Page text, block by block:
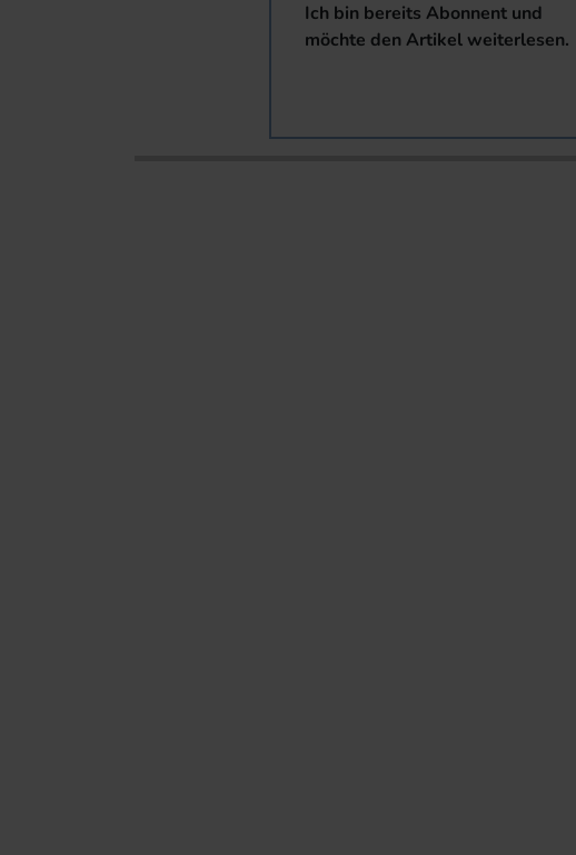
Ich bin bereits Abonnent und
möchte den Artikel weiterlesen.